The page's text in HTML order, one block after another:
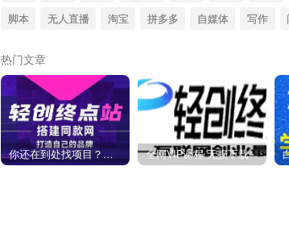
脚本
无人直播 淘宝 拼多多 自媒体 写作
热门文章
你还在到处找项目？还在当韭菜？我靠卖项目一个月收入5万+，曾经我也是个失败者。 全网VIP课程 无损下载~